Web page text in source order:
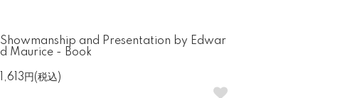
Showmanship and Presentation by Edwar
d Maurice - Book
1,613円(税込)